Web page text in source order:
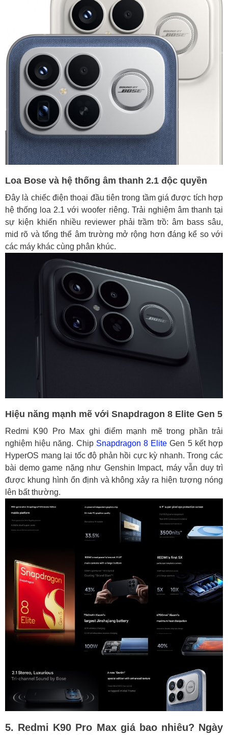
Loa Bose và hệ thống âm thanh 2.1 độc quyền
Đây là chiếc điện thoại đầu tiên trong tầm giá được tích hợp
hệ thống loa 2.1 với woofer riêng. Trải nghiệm âm thanh tại
sự kiện khiến nhiều reviewer phải trầm trồ: âm bass sâu,
mid rõ và tổng thể âm trường mở rộng hơn đáng kể so với
các máy khác cùng phân khúc.
Hiệu năng mạnh mẽ với Snapdragon 8 Elite Gen 5
Redmi K90 Pro Max ghi điểm mạnh mẽ trong phần trải
nghiệm hiệu năng. Chip Snapdragon 8 Elite Gen 5 kết hợp
HyperOS mang lại tốc độ phản hồi cực kỳ nhanh. Trong các
bài demo game nặng như Genshin Impact, máy vẫn duy trì
được khung hình ổn định và không xảy ra hiện tượng nóng
lên bất thường.
5. Redmi K90 Pro Max giá bao nhiêu? Ngày